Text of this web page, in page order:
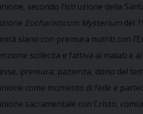
secondo l’istruzione della
Eucharisticum Mysterium del
siano con premura nutriti con
sollecita e fattiva ai malati e
premura, pazienza, dono del
come momento di fede e
sacramentale con Cristo,